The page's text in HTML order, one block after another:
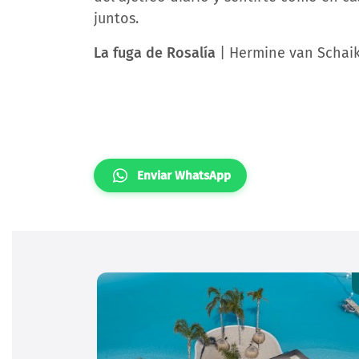
juntos.
La fuga de Rosalía | Hermine van
Enviar WhatsApp